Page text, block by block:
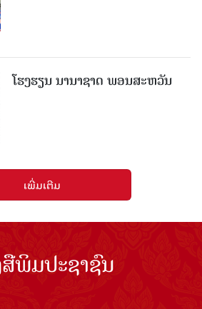
ໂຮງຮຽນ ນານາຊາດ ພອນສະຫວັນ
ເພີ່ມເຕີມ
ພິມປະຊາຊົນ